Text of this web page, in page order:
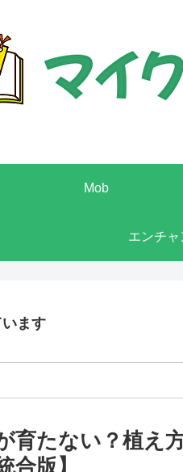
Mob
エンチャ
ます
育たない？植え
版】